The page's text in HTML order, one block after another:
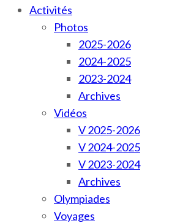
Activités
Photos
2025-2026
2024-2025
2023-2024
Archives
Vidéos
V 2025-2026
V 2024-2025
V 2023-2024
Archives
Olympiades
Voyages